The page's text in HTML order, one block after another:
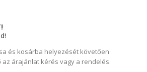
és kosárba helyezését követően
árajánlat kérés vagy a rendelés.